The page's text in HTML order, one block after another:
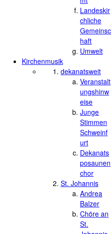
Landeskir
chliche
Gemeinsc
haft
Umwelt
Kirchenmusik
dekanatsweit
Veranstalt
ungshinw
eise
Junge
Stimmen
Schweinf
urt
Dekanats
posaunen
chor
St. Johannis
Andrea
Balzer
Chöre an
St.